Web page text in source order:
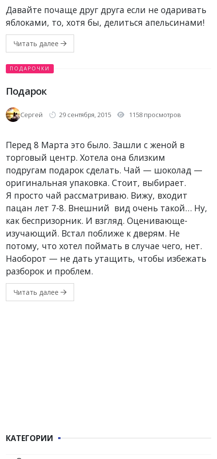
Давайте почаще друг друга если не одаривать
яблоками, то, хотя бы, делиться апельсинами!
Читать далее
ПОДАРОЧКИ
Подарок
Сергей 29 сентября, 2015 1158 просмотров
Перед 8 Марта это было. Зашли с женой в
торговый центр. Хотела она близким
подругам подарок сделать. Чай — шоколад —
оригинальная упаковка. Стоит, выбирает.
Я просто чай рассматриваю. Вижу, входит
пацан лет 7-8. Внешний вид очень такой… Ну,
как беспризорник. И взгляд. Оценивающе-
изучающий. Встал поближе к дверям. Не
потому, что хотел поймать в случае чего, нет.
Наоборот — не дать утащить, чтобы избежать
разборок и проблем.
Читать далее
КАТЕГОРИИ